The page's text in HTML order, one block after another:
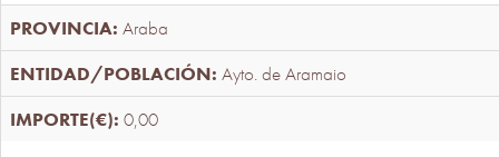
Araba
Ayto. de Aramaio
0,00